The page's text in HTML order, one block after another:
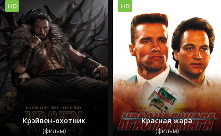
Крэйвен-охотник
(фильм)
HD
Красная жара
(фильм)
HD